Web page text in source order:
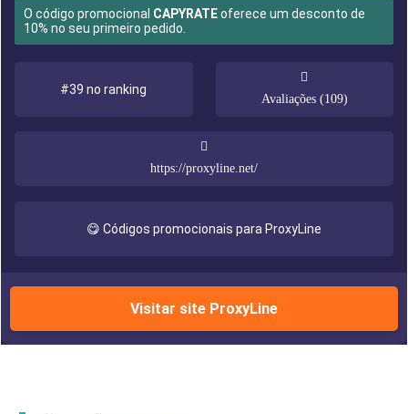
O código promocional CAPYRATEoferece um desconto de
10% no seu primeiro pedido.
#39 no ranking
Avaliações (109)
https://proxyline.net/
😋 Códigos promocionais para ProxyLine
Visitar site ProxyLine